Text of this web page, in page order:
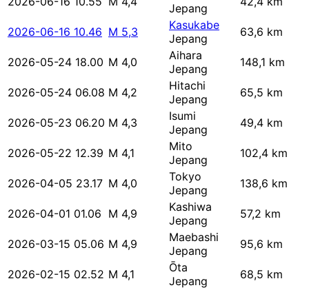
Jepang
2026-06-16 10.46 M 5,3
Kasukabe
Jepang
63,6 km
2026-05-24 18.00 M 4,0
Aihara
Jepang
148,1 km
2026-05-24 06.08 M 4,2
Hitachi
Jepang
65,5 km
2026-05-23 06.20 M 4,3
Isumi
Jepang
49,4 km
2026-05-22 12.39 M 4,1
Mito
Jepang
102,4 km
2026-04-05 23.17 M 4,0
Tokyo
Jepang
138,6 km
2026-04-01 01.06 M 4,9
Kashiwa
Jepang
57,2 km
2026-03-15 05.06 M 4,9
Maebashi
Jepang
95,6 km
2026-02-15 02.52 M 4,1
Ōta
Jepang
68,5 km